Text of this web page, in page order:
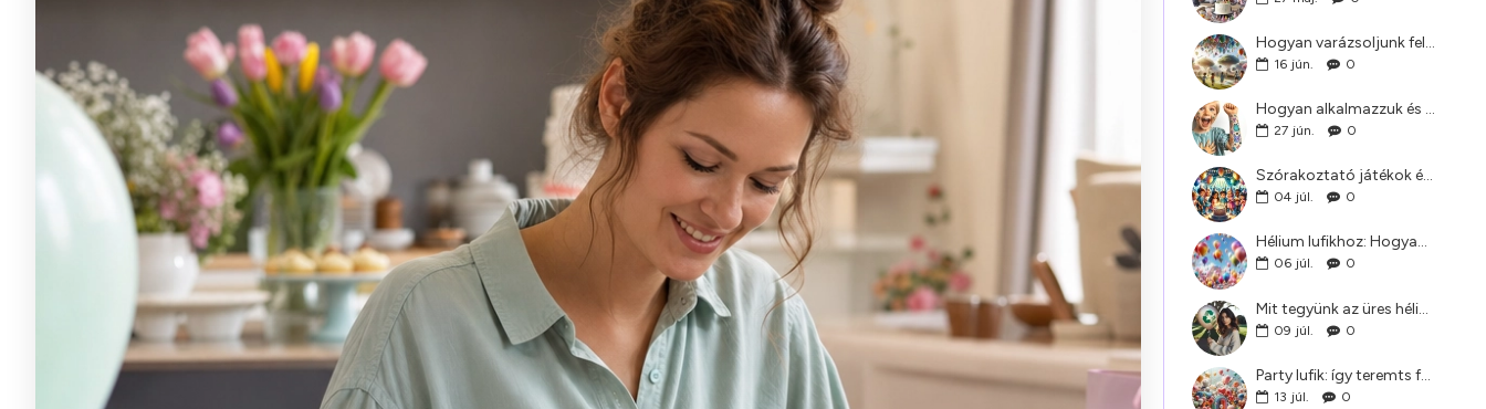
Hogyan varázsoljunk felejthetetlen gyerekzsúrt: 10 szuper ötlet
16 jún. 0
Hogyan alkalmazzuk és távolítsuk el a lemosható tetoválásokat: Egyszerű útmutató szülőknek
27 jún. 0
Szórakoztató játékok és programok gyerekzsúrra, amelyek mindenkit lekötnek
04 júl. 0
Hélium lufikhoz: Hogyan teremts felejthetetlen hangulatot minden ünnepségen
06 júl. 0
Mit tegyünk az üres héliumpalackkal?
09 júl. 0
Party lufik: így teremts felejthetetlen hangulatot bármilyen bulin
13 júl. 0